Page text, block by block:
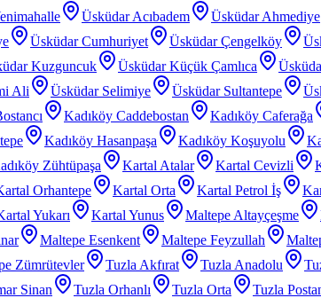
Üsküdar Acıbadem Üsküdar Ahmediye
Üsküdar Cumhuriyet Üsküdar Çengelköy
Kuzguncuk Üsküdar Küçük Çamlıca
Ali Üsküdar Selimiye Üsküdar Sultantepe
Kadıköy Caddebostan Kadıköy Caferağa
Kadıköy Hasanpaşa Kadıköy Koşuyolu
Zühtüpaşa Kartal Atalar Kartal Cevizli
Orhantepe Kartal Orta Kartal Petrol İş
Yukarı Kartal Yunus Maltepe Altayçeşme
Maltepe Esenkent Maltepe Feyzullah
Zümrütevler Tuzla Akfırat Tuzla Anadolu
Sinan Tuzla Orhanlı Tuzla Orta Tuzla